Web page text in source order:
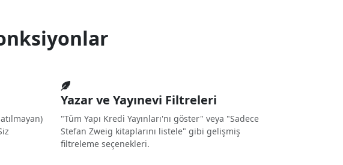
Yazar ve Yayınevi Filtreleri
"Tüm Yapı Kredi Yayınları'nı göster" veya "Sadece
Stefan Zweig kitaplarını listele" gibi gelişmiş
filtreleme seçenekleri.